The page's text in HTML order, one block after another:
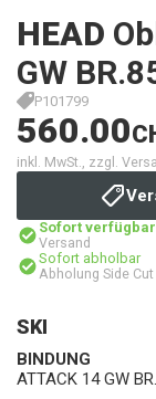
HEAD
GW
P101799
560.00
inkl. MwSt., zzgl.
Sofort verfügbar
Versand
Sofort abholbar
Abholung Side
SKI
BINDUNG
ATTACK 14 GW